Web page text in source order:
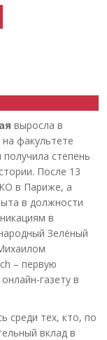
выросла в
факультете
степень
После 13
в Париже, а
в должности
в
Зелёный
– первую
газету в
среди тех, кто, по
вклад в